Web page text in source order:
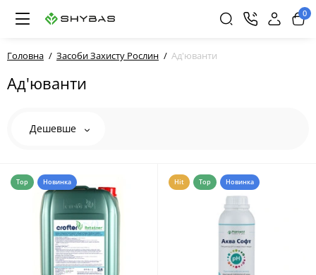
0
Головна Засоби Захисту Рослин Ад'юванти
Ад'юванти
Дешевше
Top Новинка Hit Top Новинка